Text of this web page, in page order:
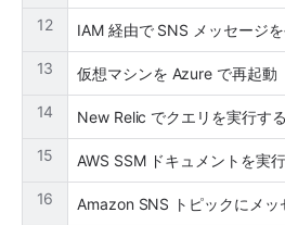
12 IAM 経由で SNS メッセージ
13 仮想マシンを Azure で再起動
14 New Relic でクエリを実行する
15 AWS SSM ドキュメントを実
16 Amazon SNS トピックにメッ